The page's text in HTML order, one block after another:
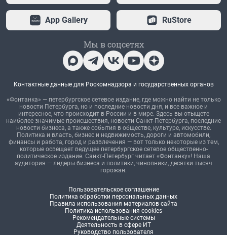
App Gallery RuStore
Мы в соцсетях
Контактные данные для Роскомнадзора и государственных органов
«Фонтанка» — петербургское сетевое издание, где можно найти не только
новости Петербурга, но и последние новости дня, и все важное и
интересное, что происходит в России и в мире. Здесь вы отыщете
наиболее значимые происшествия, новости Санкт-Петербурга, последние
новости бизнеса, а также события в обществе, культуре, искусстве.
Политика и власть, бизнес и недвижимость, дороги и автомобили,
финансы и работа, город и развлечения — вот только некоторые из тем,
которые освещает ведущее петербургское сетевое общественно-
политическое издание. Санкт-Петербург читает «Фонтанку»! Наша
аудитория — лидеры бизнеса и политики, чиновники, десятки тысяч
горожан.
Пользовательское соглашение
Политика обработки персональных данных
Правила использования материалов сайта
Политика использования cookies
Рекомендательные системы
Деятельность в сфере ИТ
Руководство пользователя